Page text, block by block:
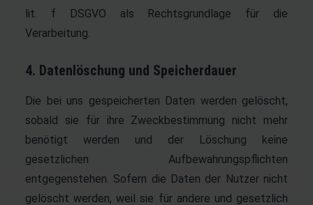
lit. f DSGVO als Rechtsgrundlage für die
Verarbeitung.
4. Datenlöschung und Speicherdauer
Die bei uns gespeicherten Daten werden gelöscht,
sobald sie für ihre Zweckbestimmung nicht mehr
benötigt werden und der Löschung keine
gesetzlichen Aufbewahrungspflichten
entgegenstehen. Sofern die Daten der Nutzer nicht
gelöscht werden, weil sie für andere und gesetzlich